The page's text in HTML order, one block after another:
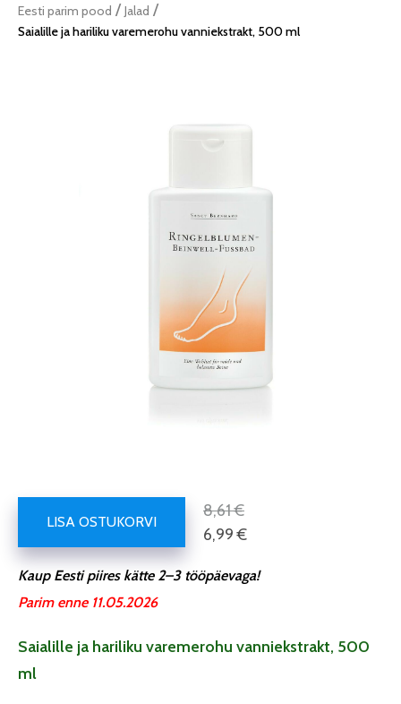
Eesti parim pood / Jalad /
Saialille ja hariliku varemerohu vanniekstrakt, 500 ml
LISA OSTUKORVI
8,61 €
6,99 €
Kaup Eesti piires kätte 2–3 tööpäevaga!
Parim enne 11.05.2026
Saialille ja hariliku varemerohu vanniekstrakt, 500
ml